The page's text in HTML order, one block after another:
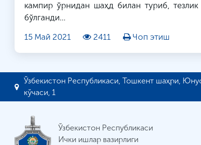
кампир ўрнидан шаҳд билан туриб,
бўлганди...
15 Май 2021
2411 Чоп этиш
Ўзбекистон Республикаси, Тошкент шаҳри,
кўчаси, 1
Ўзбекистон Республикаси
Ички ишлар вазирлиги